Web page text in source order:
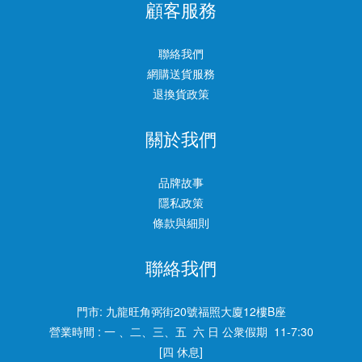
顧客服務
聯絡我們
網購送貨服務
退換貨政策
關於我們
品牌故事
隱私政策
條款與細則
聯絡我們
門市: 九龍旺角弼街20號福照大廈12樓B座
營業時間 : 一 、二、三、五 六 日 公衆假期 11-7:30
[四 休息]